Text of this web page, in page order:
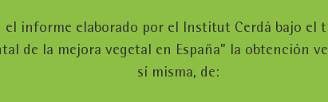
el informe elaborado por el Institut Cerdá bajo el
de la mejora vegetal en España” la obtención
sí misma, de: